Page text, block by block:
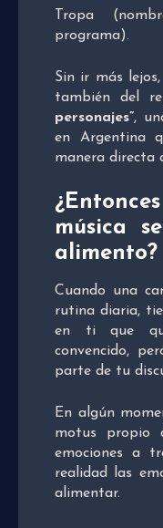
Tropa
programa).
Sin ir más lejos,
también del
personajes”,
en Argentina
manera directa
música
alimento?
Cuando una
rutina diaria,
en ti que
convencido,
parte de tu
En algún
motus propio
emociones a
realidad las
alimentar.